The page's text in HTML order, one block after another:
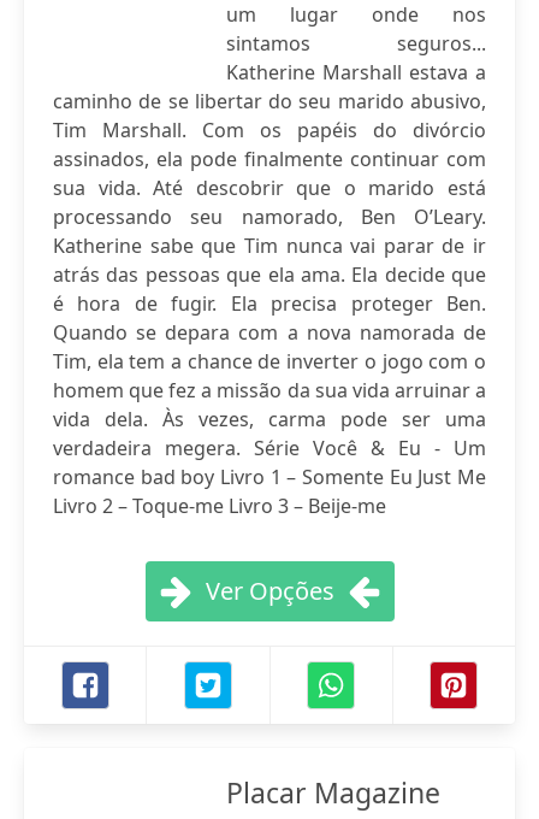
um lugar onde nos
sintamos seguros...
Katherine Marshall estava a
caminho de se libertar do seu marido abusivo,
Tim Marshall. Com os papéis do divórcio
assinados, ela pode finalmente continuar com
sua vida. Até descobrir que o marido está
processando seu namorado, Ben O’Leary.
Katherine sabe que Tim nunca vai parar de ir
atrás das pessoas que ela ama. Ela decide que
é hora de fugir. Ela precisa proteger Ben.
Quando se depara com a nova namorada de
Tim, ela tem a chance de inverter o jogo com o
homem que fez a missão da sua vida arruinar a
vida dela. Às vezes, carma pode ser uma
verdadeira megera. Série Você & Eu - Um
romance bad boy Livro 1 – Somente Eu Just Me
Livro 2 – Toque-me Livro 3 – Beije-me
Ver Opções
Placar Magazine